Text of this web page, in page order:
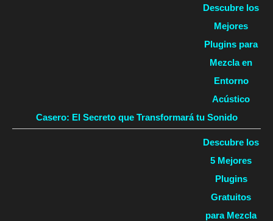
Descubre los
Mejores
Plugins para
Mezcla en
Entorno
Acústico
Casero: El Secreto que Transformará tu Sonido
Descubre los
5 Mejores
Plugins
Gratuitos
para Mezcla